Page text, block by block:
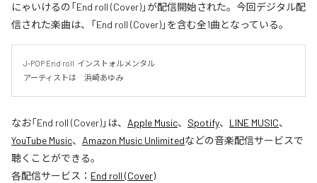
にゃいけるの「End roll (Cover)」が配信開始された。今回デジタル配
信された楽曲は、「End roll (Cover)」を含む全1曲となっている。
J-POP End roll  インストォルメンタル
アーティストは　浜崎あゆみ
なお「End roll (Cover)」は、 Apple Music、 Spotify、 LINE MUSIC、
YouTube Music、 Amazon Music Unlimitedなどの音楽配信サービスで
聴くことができる。
各配信サービス： End roll (Cover)